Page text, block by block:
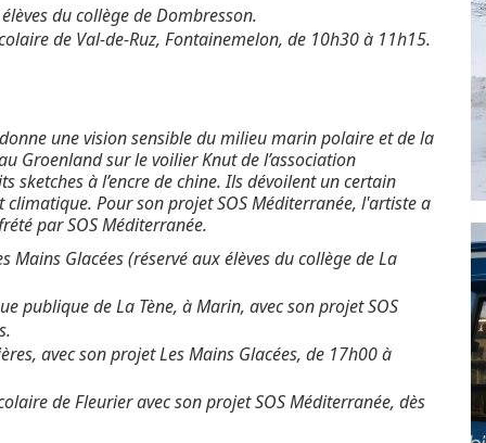
du collège de Dombresson.
de Val-de-Ruz, Fontainemelon, de 10h30 à 11h15.
une vision sensible du milieu marin polaire et de la
Groenland sur le voilier Knut de l’association
sketches à l’encre de chine. Ils dévoilent un certain
Pour son projet SOS Méditerranée, l'artiste a
par SOS Méditerranée.
Glacées (réservé aux élèves du collège de La
publique de La Tène, à Marin, avec son projet SOS
avec son projet Les Mains Glacées, de 17h00 à
de Fleurier avec son projet SOS Méditerranée, dès